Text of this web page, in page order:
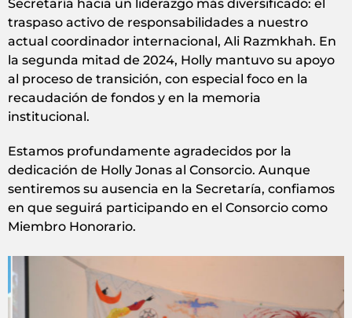
Secretaría hacia un liderazgo más diversificado: el
traspaso activo de responsabilidades a nuestro
actual coordinador internacional, Ali Razmkhah. En
la segunda mitad de 2024, Holly mantuvo su apoyo
al proceso de transición, con especial foco en la
recaudación de fondos y en la memoria
institucional.
Estamos profundamente agradecidos por la
dedicación de Holly Jonas al Consorcio. Aunque
sentiremos su ausencia en la Secretaría, confiamos
en que seguirá participando en el Consorcio como
Miembro Honorario.